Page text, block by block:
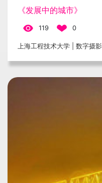
《发展中的城市》
119 0
上海工程技术大学 | 数字摄影